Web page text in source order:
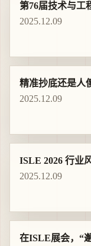
第76届技术与工
2025.12.09
精准抄底还是人
2025.12.09
ISLE 2026 行业
2025.12.09
在ISLE展会，“